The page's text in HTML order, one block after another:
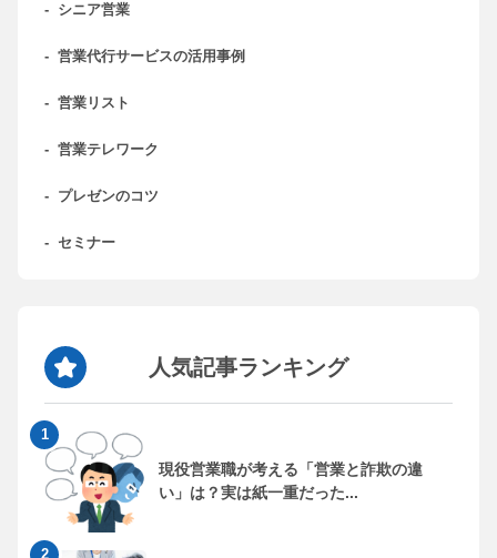
- シニア営業
- 営業代行サービスの活用事例
- 営業リスト
- 営業テレワーク
- プレゼンのコツ
- セミナー
人気記事ランキング
現役営業職が考える「営業と詐欺の違
い」は？実は紙一重だった...